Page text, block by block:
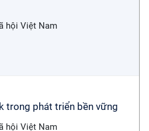
hội Việt Nam
trong phát triển bền vững
hội Việt Nam